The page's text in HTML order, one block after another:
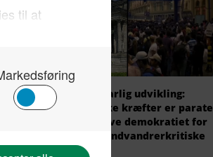
Tysk politik i farlig udvikling:
Stærke politiske kræfter er parate
til at undergrave demokratiet for
at ramme det indvandrerkritiske
AfD